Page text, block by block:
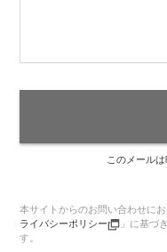
このメール
本サイトからのお問い合わせに
ライバシーポリシー
」に基づ
す。